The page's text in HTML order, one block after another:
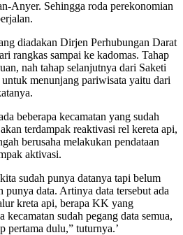
Anyer. Sehingga roda perekonomian
diadakan Dirjen Perhubungan Darat
rangkas sampai ke kadomas. Tahap
nah tahap selanjutnya dari Saketi
menunjang pariwisata yaitu dari
beberapa kecamatan yang sudah
terdampak reaktivasi rel kereta api,
berusaha melakukan pendataan
aktivasi.
sudah punya datanya tapi belum
punya data. Artinya data tersebut ada
kreta api, berapa KK yang
kecamatan sudah pegang data semua,
pertama dulu,” tuturnya.’